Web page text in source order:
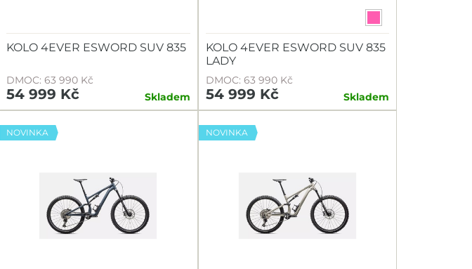
KOLO 4EVER ESWORD SUV 835
DMOC: 63 990 Kč
54 999 Kč Skladem
KOLO 4EVER ESWORD SUV 835
LADY
DMOC: 63 990 Kč
54 999 Kč Skladem
NOVINKA NOVINKA